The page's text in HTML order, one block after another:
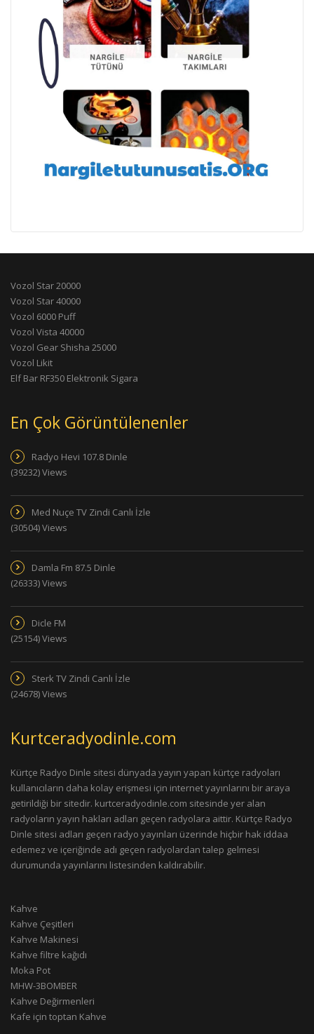
Vozol Star 20000
Vozol Star 40000
Vozol 6000 Puff
Vozol Vista 40000
Vozol Gear Shisha 25000
Vozol Likit
Elf Bar RF350 Elektronik Sigara
En Çok Görüntülenenler
Radyo Hevi 107.8 Dinle
(39232) Views
Med Nuçe TV Zindi Canlı İzle
(30504) Views
Damla Fm 87.5 Dinle
(26333) Views
Dicle FM
(25154) Views
Sterk TV Zindi Canlı İzle
(24678) Views
Kurtceradyodinle.com
Kürtçe Radyo Dinle sitesi dünyada yayın yapan kürtçe radyoları
kullanıcıların daha kolay erişmesi için internet yayınlarını bir araya
getirildiği bir sitedir. kurtceradyodinle.com sitesinde yer alan
radyoların yayın hakları adları geçen radyolara aittir. Kürtçe Radyo
Dinle sitesi adları geçen radyo yayınları üzerinde hiçbir hak iddaa
edemez ve içeriğinde adı geçen radyolardan talep gelmesi
durumunda yayınlarını listesinden kaldırabilir.
Kahve
Kahve Çeşitleri
Kahve Makinesi
Kahve filtre kağıdı
Moka Pot
MHW-3BOMBER
Kahve Değirmenleri
Kafe için toptan Kahve